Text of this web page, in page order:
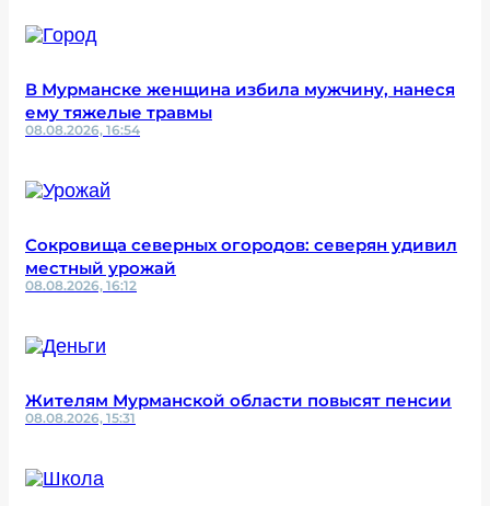
В Мурманске женщина избила мужчину, нанеся
ему тяжелые травмы
08.08.2026, 16:54
Сокровища северных огородов: северян удивил
местный урожай
08.08.2026, 16:12
Жителям Мурманской области повысят пенсии
08.08.2026, 15:31